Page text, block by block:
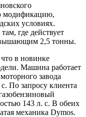
модификацию,
условиях.
где действует
2,5 тонны.
в новинке
Машина работает
завода
По запросу клиента
143 л. с. В обеих
механика Dymos.